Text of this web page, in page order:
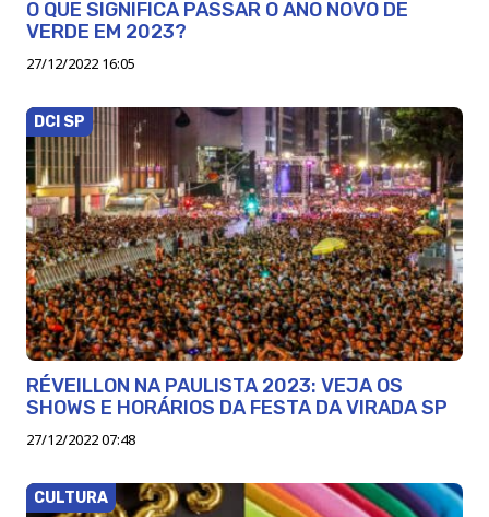
O QUE SIGNIFICA PASSAR O ANO NOVO DE
VERDE EM 2023?
27/12/2022 16:05
DCI SP
RÉVEILLON NA PAULISTA 2023: VEJA OS
SHOWS E HORÁRIOS DA FESTA DA VIRADA SP
27/12/2022 07:48
CULTURA